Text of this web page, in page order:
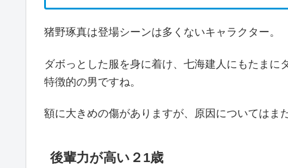
猪野琢真は登場シーンは多くないキャラクター。
ダボっとした服を身に着け、七海建人にもたま
特徴的の男ですね。
額に大きめの傷がありますが、原因についてはま
後輩力が高い２1歳